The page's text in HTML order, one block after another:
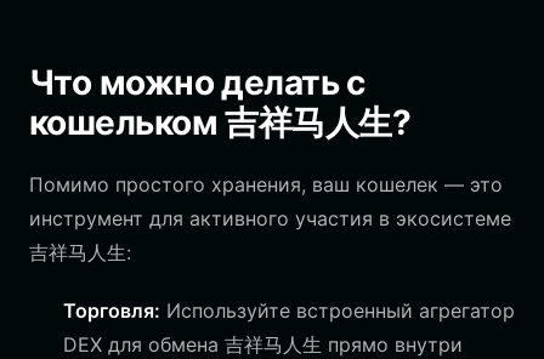
Что можно делать с
кошельком 吉祥马人生?
Помимо простого хранения, ваш кошелек — это
инструмент для активного участия в экосистеме
吉祥马人生:
Торговля: Используйте встроенный агрегатор
DEX для обмена 吉祥马人生 прямо внутри